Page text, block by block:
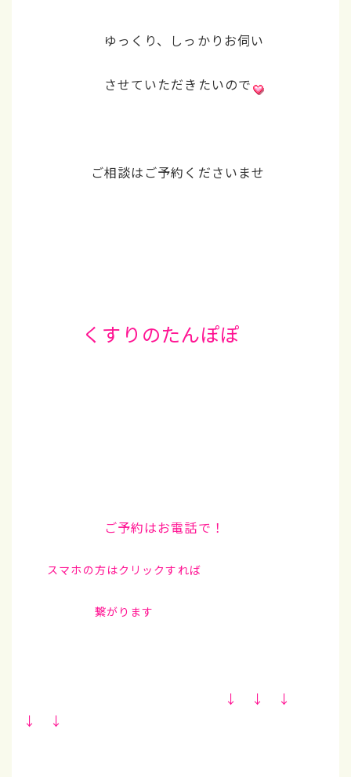
ゆっくり、しっかりお伺い
させていただきたいので
ご相談はご予約くださいませ
くすりのたんぽぽ
ご予約はお電話で！
スマホの方はクリックすれば
繋がります
↓ ↓ ↓
↓ ↓